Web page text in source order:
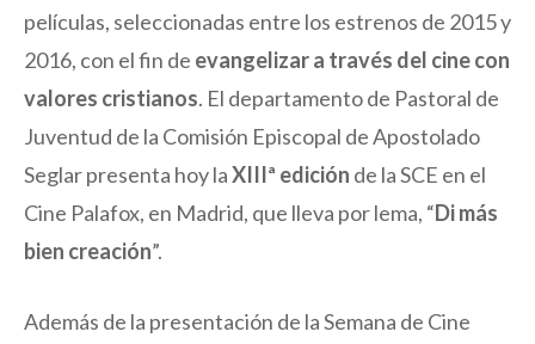
películas, seleccionadas entre los estrenos de 2015 y
2016, con el fin de evangelizar a través del cine con
valores cristianos. El departamento de Pastoral de
Juventud de la Comisión Episcopal de Apostolado
Seglar presenta hoy laXIIIª edición de la SCE en el
Cine Palafox, en Madrid, que lleva por lema, “Di más
bien creación”.
Además de la presentación de la Semana de Cine